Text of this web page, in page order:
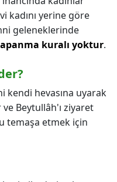
kadını yerine göre
geleneklerinde
kuralı yoktur.
kendi hevasına uyarak
Beytullâh'ı ziyaret
temaşa etmek için